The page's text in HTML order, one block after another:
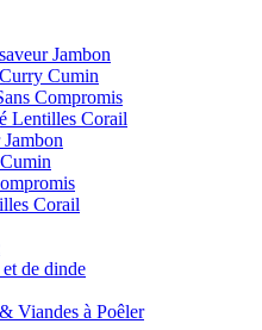
Jambon
Cumin
Compromis
Lentilles Corail
Corail
de dinde
Viandes à Poêler